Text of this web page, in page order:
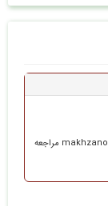
سلام دوست عزیز روز به خیر لطفا برای خرید به سایت makhzanonline.com مراجعه